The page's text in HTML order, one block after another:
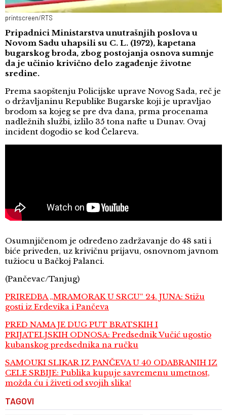
printscreen/RTS
Pripadnici Ministarstva unutrašnjih poslova u
Novom Sadu uhapsili su C. L. (1972), kapetana
bugarskog broda, zbog postojanja osnova sumnje
da je učinio krivično delo zagađenje životne
sredine.
Prema saopštenju Policijske uprave Novog Sada, reč je
o državljaninu Republike Bugarske koji je upravljao
brodom sa kojeg se pre dva dana, prma procenama
nadležnih službi, izlilo 35 tona nafte u Dunav. Ovaj
incident dogodio se kod Čelareva.
Osumnjičenom je određeno zadržavanje do 48 sati i
biće priveden, uz krivičnu prijavu, osnovnom javnom
tužiocu u Bačkoj Palanci.
(Pančevac/Tanjug)
PRIREDBA „MRAMORAK U SRCU“ 24. JUNA: Stižu
gosti iz Erdevika i Pančeva
PRED NAMA JE DUG PUT BRATSKIH I
PRIJATELJSKIH ODNOSA: Predsednik Vučić ugostio
kubanskog predsednika na ručku
SAMOUKI SLIKAR IZ PANČEVA U 40 ODABRANIH IZ
CELE SRBIJE: Publika kupuje savremenu umetnost,
možda ću i živeti od svojih slika!
TAGOVI